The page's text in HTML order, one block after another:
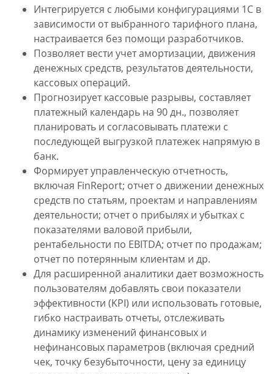
Интегрируется с любыми конфигурациями 1С в
зависимости от выбранного тарифного плана,
настраивается без помощи разработчиков.
Позволяет вести учет амортизации, движения
денежных средств, результатов деятельности,
кассовых операций.
Прогнозирует кассовые разрывы, составляет
платежный календарь на 90 дн., позволяет
планировать и согласовывать платежи с
последующей выгрузкой платежек напрямую в
банк.
Формирует управленческую отчетность,
включая FinReport; отчет о движении денежных
средств по статьям, проектам и направлениям
деятельности; отчет о прибылях и убытках с
показателями валовой прибыли,
рентабельности по EBITDA; отчет по продажам;
отчет по потерянным клиентам и др.
Для расширенной аналитики дает возможность
пользователям добавлять свои показатели
эффективности (KPI) или использовать готовые,
гибко настраивать отчеты, отслеживать
динамику изменений финансовых и
нефинансовых параметров (включая средний
чек, точку безубыточности, цену за единицу